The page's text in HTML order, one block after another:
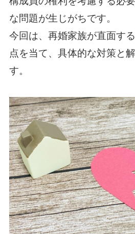
な問題が生じがちです。
今回は、再婚家族が直面す
点を当て、具体的な対策と
す。